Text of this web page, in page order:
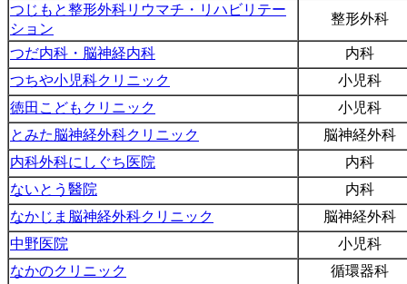
つじもと整形外科リウマチ・リハビリテー
ション
整形外科
つだ内科・脳神経内科
内科
つちや小児科クリニック
小児科
徳田こどもクリニック
小児科
とみた脳神経外科クリニック
脳神経外科
内科外科にしぐち医院
内科
ないとう醫院
内科
なかじま脳神経外科クリニック
脳神経外科
中野医院
小児科
なかのクリニック
循環器科